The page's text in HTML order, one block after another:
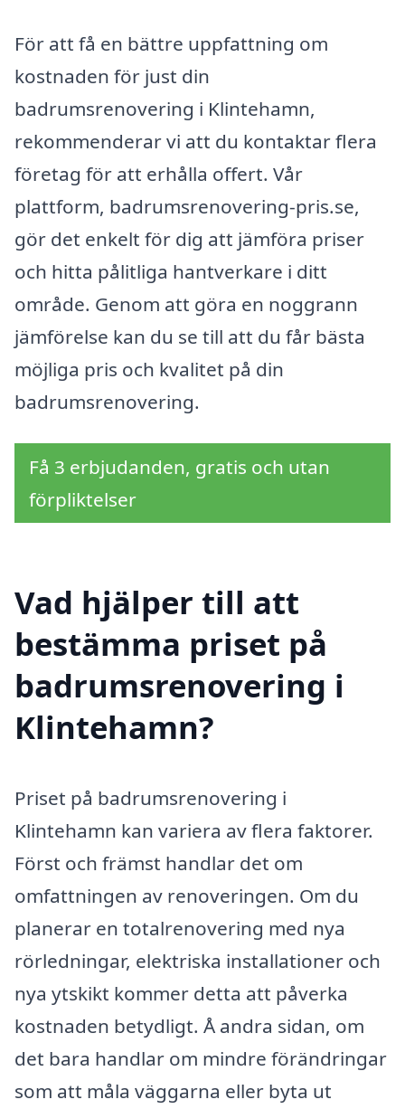
För att få en bättre uppfattning om
kostnaden för just din
badrumsrenovering i Klintehamn,
rekommenderar vi att du kontaktar flera
företag för att erhålla offert. Vår
plattform, badrumsrenovering-pris.se,
gör det enkelt för dig att jämföra priser
och hitta pålitliga hantverkare i ditt
område. Genom att göra en noggrann
jämförelse kan du se till att du får bästa
möjliga pris och kvalitet på din
badrumsrenovering.
Få 3 erbjudanden, gratis och utan
förpliktelser
Vad hjälper till att
bestämma priset på
badrumsrenovering i
Klintehamn?
Priset på badrumsrenovering i
Klintehamn kan variera av flera faktorer.
Först och främst handlar det om
omfattningen av renoveringen. Om du
planerar en totalrenovering med nya
rörledningar, elektriska installationer och
nya ytskikt kommer detta att påverka
kostnaden betydligt. Å andra sidan, om
det bara handlar om mindre förändringar
som att måla väggarna eller byta ut